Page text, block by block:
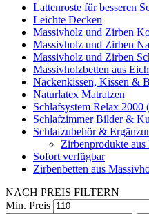
Lattenroste für besseren
Leichte Decken
Massivholz und Zirben
Massivholz und Zirben
Massivholz und Zirben
Massivholzbetten aus
Nackenkissen, Kissen &
Naturlatex Matratzen
Schlafsystem Relax 2000
Schlafzimmer Bilder &
Schlafzubehör &
Zirbenprodukte
Sofort verfügbar
Zirbenbetten aus
NACH PREIS FILTERN
Min. Preis